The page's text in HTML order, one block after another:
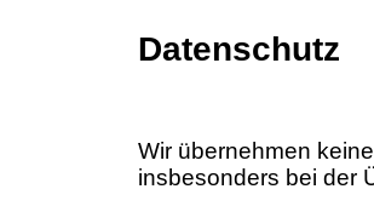
Datenschutz
Wir übernehmen
insbesonders bei der